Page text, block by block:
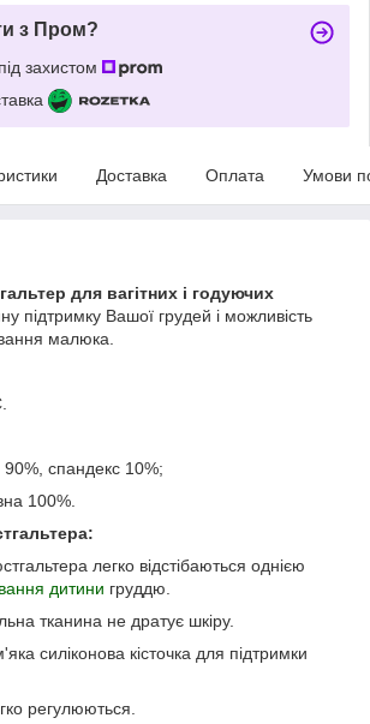
з Пром?
захистом
Доставка Оплата Умови
для вагітних і годуючих
підтримку Вашої грудей і можливість
малюка.
90%, спандекс 10%;
100%.
легко відстібаються однією
дитини груддю.
тканина не дратує шкіру.
силіконова кісточка для підтримки
регулюються.